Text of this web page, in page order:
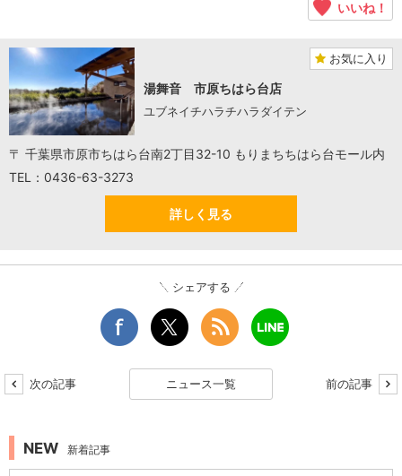
いいね！
お気に入り
湯舞音 市原ちはら台店
ユブネイチハラチハラダイテン
〒 千葉県市原市ちはら台南2丁目32-10 もりまちちはら台モール内
TEL：0436-63-3273
詳しく見る
シェアする
次の記事 ニュース一覧 前の記事
NEW 新着記事